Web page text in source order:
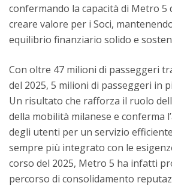
confermando la capacità di Metro 5
creare valore per i Soci,
equilibrio finanziario solido e
Con oltre 47 milioni di passeggeri
del 2025, 5 milioni di passeggeri in
Un risultato che rafforza il ruolo
della mobilità milanese e conferma
degli utenti per un servizio
sempre più integrato con le
corso del 2025, Metro 5 ha infatti
percorso di consolidamento